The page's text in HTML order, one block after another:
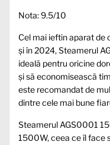
Nota: 9.5/10
Cel mai ieftin aparat de
și în 2024, Steamerul
ideală pentru oricine
și să economisească
este recomandat de
dintre cele mai bune
Steamerul AGS0001
1500W, ceea ce îl face